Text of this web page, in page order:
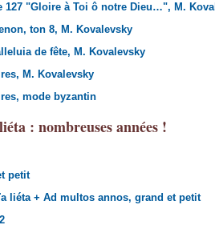
127 "Gloire à Toi ô notre Dieu…", M.
ton 8, M. Kovalevsky
de fête, M. Kovalevsky
M. Kovalevsky
mode byzantin
: nombreuses années !
petit
liéta + Ad multos annos, grand et petit